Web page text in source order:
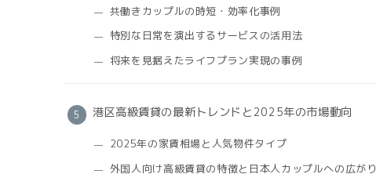
共働きカップルの時短・効率化事例
特別な日常を演出するサービスの活用法
将来を見据えたライフプラン実現の事例
港区高級賃貸の最新トレンドと2025年の市場動向
2025年の家賃相場と人気物件タイプ
外国人向け高級賃貸の特徴と日本人カップルへの広がり